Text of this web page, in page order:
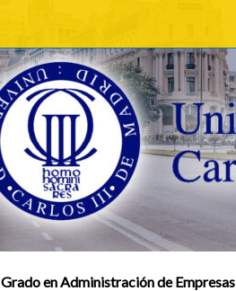
Grado en Administración de Empresas